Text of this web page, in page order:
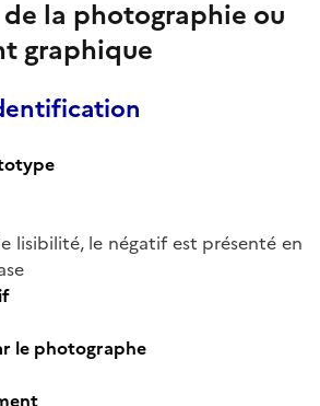
la photographie ou
graphique
lisibilité, le négatif est présenté en
le photographe